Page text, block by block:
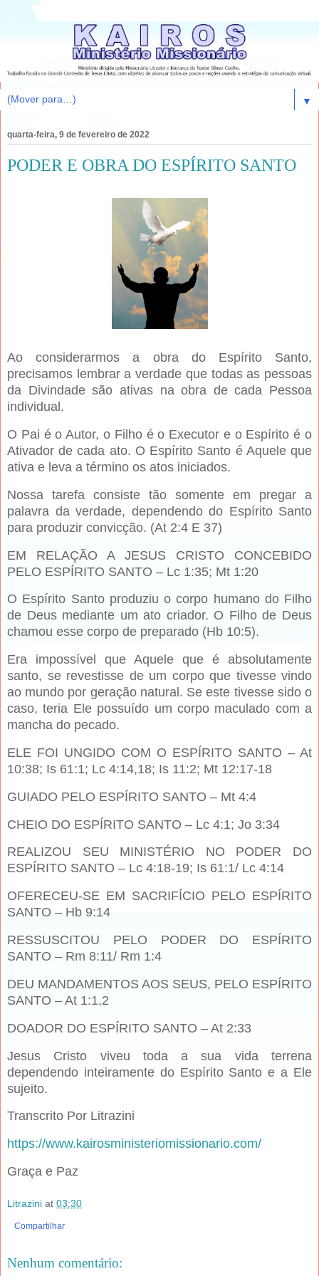
▼
quarta-feira, 9 de fevereiro de 2022
PODER E OBRA DO ESPÍRITO SANTO
Ao considerarmos a obra do Espírito Santo,
precisamos lembrar a verdade que todas as pessoas
da Divindade são ativas na obra de cada Pessoa
individual.
O Pai é o Autor, o Filho é o Executor e o Espírito é o
Ativador de cada ato. O Espírito Santo é Aquele que
ativa e leva a término os atos iniciados.
Nossa tarefa consiste tão somente em pregar a
palavra da verdade, dependendo do Espírito Santo
para produzir convicção. (At 2:4 E 37)
EM RELAÇÃO A JESUS CRISTO CONCEBIDO
PELO ESPÍRITO SANTO – Lc 1:35; Mt 1:20
O Espírito Santo produziu o corpo humano do Filho
de Deus mediante um ato criador. O Filho de Deus
chamou esse corpo de preparado (Hb 10:5).
Era impossível que Aquele que é absolutamente
santo, se revestisse de um corpo que tivesse vindo
ao mundo por geração natural. Se este tivesse sido o
caso, teria Ele possuído um corpo maculado com a
mancha do pecado.
ELE FOI UNGIDO COM O ESPÍRITO SANTO – At
10:38; Is 61:1; Lc 4:14,18; Is 11:2; Mt 12:17-18
GUIADO PELO ESPÍRITO SANTO – Mt 4:4
CHEIO DO ESPÍRITO SANTO – Lc 4:1; Jo 3:34
REALIZOU SEU MINISTÉRIO NO PODER DO
ESPÍRITO SANTO – Lc 4:18-19; Is 61:1/ Lc 4:14
OFERECEU-SE EM SACRIFÍCIO PELO ESPÍRITO
SANTO – Hb 9:14
RESSUSCITOU PELO PODER DO ESPÍRITO
SANTO – Rm 8:11/ Rm 1:4
DEU MANDAMENTOS AOS SEUS, PELO ESPÍRITO
SANTO – At 1:1,2
DOADOR DO ESPÍRITO SANTO – At 2:33
Jesus Cristo viveu toda a sua vida terrena
dependendo inteiramente do Espírito Santo e a Ele
sujeito.
Transcrito Por Litrazini
https://www.kairosministeriomissionario.com/
Graça e Paz
Litrazini at 03:30
Compartilhar
Nenhum comentário: